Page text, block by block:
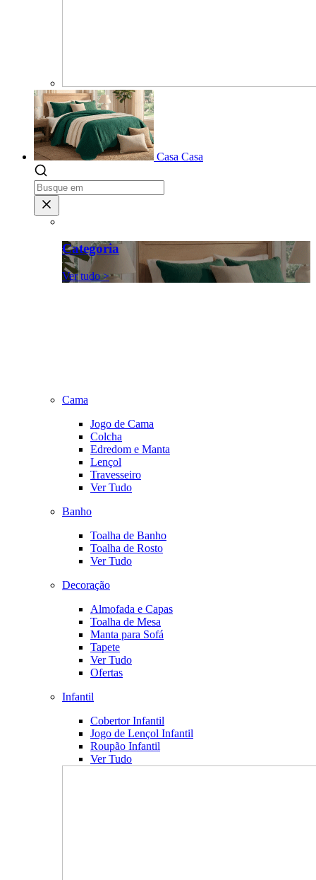
Casa Casa
Categoria
Ver tudo >
Cama
Jogo de Cama
Colcha
Edredom e Manta
Lençol
Travesseiro
Ver Tudo
Banho
Toalha de Banho
Toalha de Rosto
Ver Tudo
Decoração
Almofada e Capas
Toalha de Mesa
Manta para Sofá
Tapete
Ver Tudo
Ofertas
Infantil
Cobertor Infantil
Jogo de Lençol Infantil
Roupão Infantil
Ver Tudo